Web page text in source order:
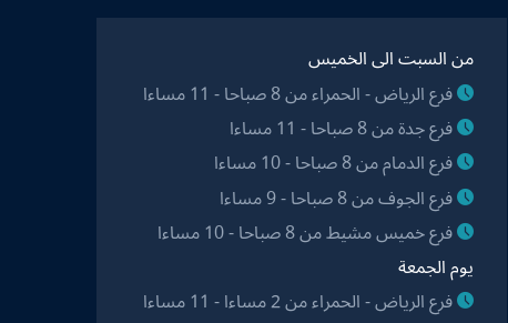
من السبت الى الخميس
فرع الرياض - الحمراء من 8 صباحا - 11 مساءا
فرع جدة من 8 صباحا - 11 مساءا
فرع الدمام من 8 صباحا - 10 مساءا
فرع الجوف من 8 صباحا - 9 مساءا
فرع خميس مشيط من 8 صباحا - 10 مساءا
يوم الجمعة
فرع الرياض - الحمراء من 2 مساءا - 11 مساءا